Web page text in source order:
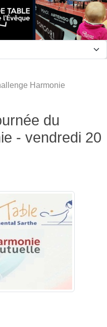
Harmonie
du
- vendredi 20